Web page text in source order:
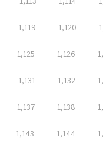
1,119 1,120
1,125 1,126
1,131 1,132
1,137 1,138
1,143 1,144